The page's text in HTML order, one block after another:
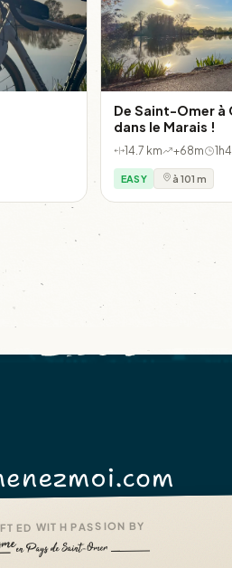
De Saint-Omer à
dans le Marais !
14.7 km +68m
EASY à 101 m
WITH PASSION BY